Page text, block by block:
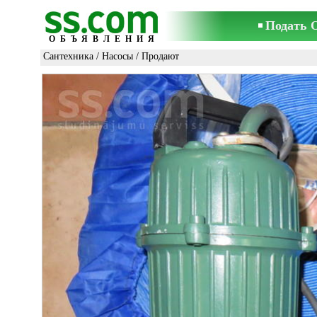
ОБЪЯВЛЕНИЯ
Подать
Сантехника / Насосы / Продают